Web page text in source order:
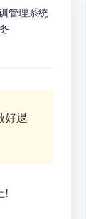
管理系统
好退
!